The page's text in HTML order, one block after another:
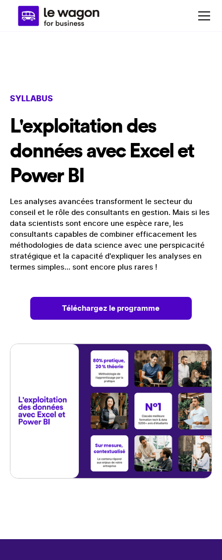
SYLLABUS
L'exploitation des
données avec Excel et
Power BI
Les analyses avancées transforment le secteur du
conseil et le rôle des consultants en gestion. Mais si les
data scientists sont encore une espèce rare, les
consultants capables de combiner efficacement les
méthodologies de data science avec une perspicacité
stratégique et la capacité d'expliquer les analyses en
termes simples... sont encore plus rares !
Téléchargez le programme